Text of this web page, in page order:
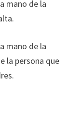
mano de la
mano de la
la persona que